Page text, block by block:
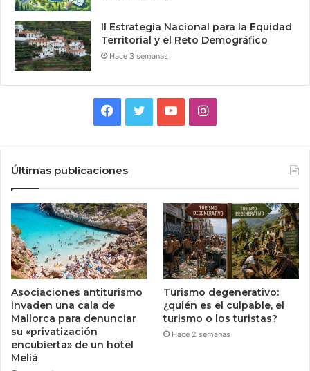
II Estrategia Nacional para la Equidad
Territorial y el Reto Demográfico
Hace 3 semanas
Facebook
TwitterYouTubeInstagram
Últimas publicaciones
Asociaciones antiturismo
invaden una cala de
Mallorca para denunciar
su «privatización
encubierta» de un hotel
Meliá
Turismo degenerativo:
¿quién es el culpable, el
turismo o los turistas?
Hace 2 semanas